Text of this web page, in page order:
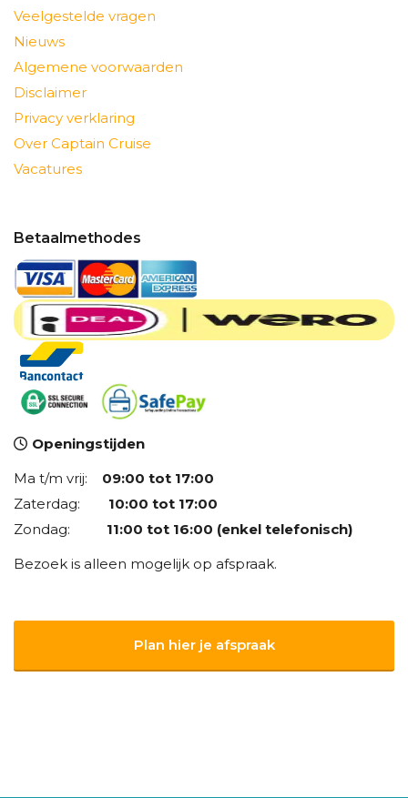
Veelgestelde vragen
Nieuws
Algemene voorwaarden
Disclaimer
Privacy verklaring
Over Captain Cruise
Vacatures
Betaalmethodes
Openingstijden
Ma t/m vrij: 09:00 tot 17:00
Zaterdag: 10:00 tot 17:00
Zondag: 11:00 tot 16:00 (enkel telefonisch)
Bezoek is alleen mogelijk op afspraak.
Plan hier je afspraak